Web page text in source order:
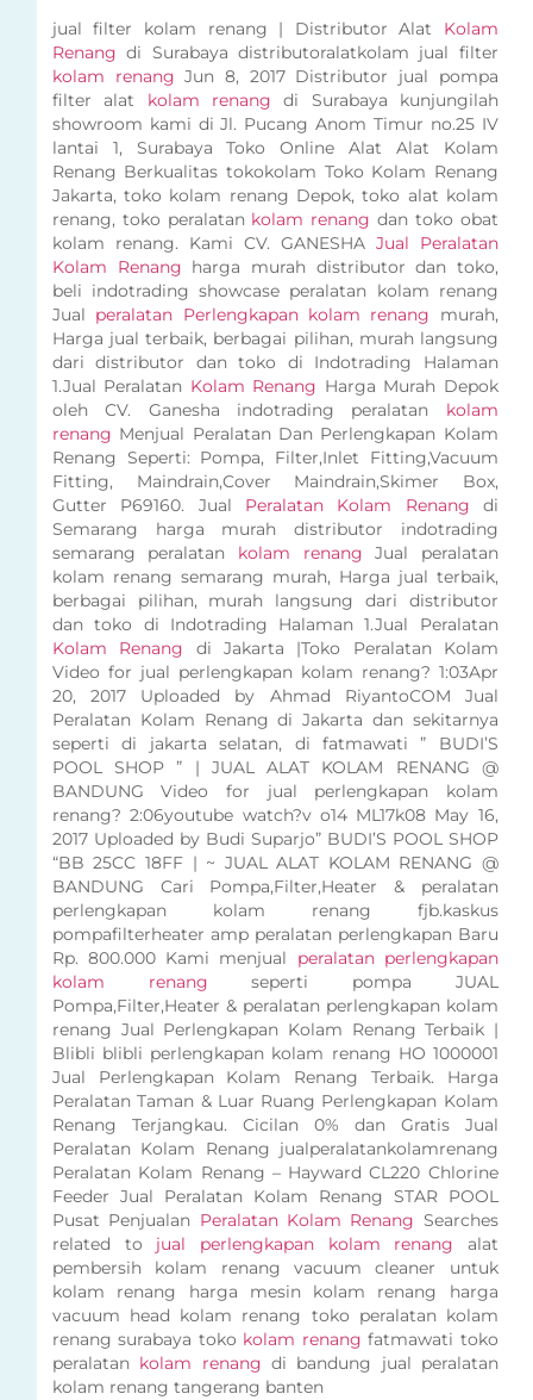
jual filter kolam renang | Distributor Alat Kolam
Renang di Surabaya distributoralatkolam jual filter
kolam renang Jun 8, 2017 Distributor jual pompa
filter alat kolam renang di Surabaya kunjungilah
showroom kami di Jl. Pucang Anom Timur no.25 IV
lantai 1, Surabaya Toko Online Alat Alat Kolam
Renang Berkualitas tokokolam Toko Kolam Renang
Jakarta, toko kolam renang Depok, toko alat kolam
renang, toko peralatankolam renang dan toko obat
kolam renang. Kami CV. GANESHA Jual Peralatan
Kolam Renang harga murah distributor dan toko,
beli indotrading showcase peralatan kolam renang
Jual peralatan Perlengkapan kolam renang murah,
Harga jual terbaik, berbagai pilihan, murah langsung
dari distributor dan toko di Indotrading Halaman
1.Jual Peralatan Kolam Renang Harga Murah Depok
oleh CV. Ganesha indotrading peralatan kolam
renang Menjual Peralatan Dan Perlengkapan Kolam
Renang Seperti: Pompa, Filter,Inlet Fitting,Vacuum
Fitting, Maindrain,Cover Maindrain,Skimer Box,
Gutter P69160. Jual Peralatan Kolam Renang di
Semarang harga murah distributor indotrading
semarang peralatan kolam renang Jual peralatan
kolam renang semarang murah, Harga jual terbaik,
berbagai pilihan, murah langsung dari distributor
dan toko di Indotrading Halaman 1.Jual Peralatan
Kolam Renang di Jakarta |Toko Peralatan Kolam
Video for jual perlengkapan kolam renang? 1:03Apr
20, 2017 Uploaded by Ahmad RiyantoCOM Jual
Peralatan Kolam Renang di Jakarta dan sekitarnya
seperti di jakarta selatan, di fatmawati ” BUDI’S
POOL SHOP ” | JUAL ALAT KOLAM RENANG @
BANDUNG Video for jual perlengkapan kolam
renang? 2:06youtube watch?v o14 ML17k08 May 16,
2017 Uploaded by Budi Suparjo” BUDI’S POOL SHOP
“BB 25CC 18FF | ~ JUAL ALAT KOLAM RENANG @
BANDUNG Cari Pompa,Filter,Heater & peralatan
perlengkapan kolam renang fjb.kaskus
pompafilterheater amp peralatan perlengkapan Baru
Rp. 800.000 Kami menjual peralatan perlengkapan
kolam renang seperti pompa JUAL
Pompa,Filter,Heater & peralatan perlengkapan kolam
renang Jual Perlengkapan Kolam Renang Terbaik |
Blibli blibli perlengkapan kolam renang HO 1000001
Jual Perlengkapan Kolam Renang Terbaik. Harga
Peralatan Taman & Luar Ruang Perlengkapan Kolam
Renang Terjangkau. Cicilan 0% dan Gratis Jual
Peralatan Kolam Renang jualperalatankolamrenang
Peralatan Kolam Renang – Hayward CL220 Chlorine
Feeder Jual Peralatan Kolam Renang STAR POOL
Pusat Penjualan Peralatan Kolam Renang Searches
related to jual perlengkapan kolam renang alat
pembersih kolam renang vacuum cleaner untuk
kolam renang harga mesin kolam renang harga
vacuum head kolam renang toko peralatan kolam
renang surabaya toko kolam renang fatmawati toko
peralatan kolam renang di bandung jual peralatan
kolam renang tangerang banten